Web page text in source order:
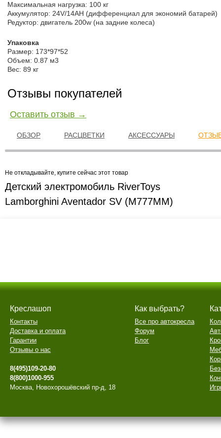
Максимальная нагрузка: 100 кг
Аккумулятор: 24V/14АН (дифференциал для экономий батарей)
Редуктор: двигатель 200w (на задние колеса)
Упаковка
Размер: 173*97*52
Объем: 0.87 м3
Вес: 89 кг
Отзывы покупателей
Оставить отзыв →
ОБЗОР РАСЦВЕТКИ АКСЕССУАРЫ
Не откладывайте, купите сейчас этот товар
Детский электромобиль RiverToys
Lamborghini Aventador SV (M777MM)
Креслашоп
Контакты
Доставка и оплата
Гарантии
Отзывы о нас
8(495)109-20-80
8(800)1000-955
Москва, Новохорошёвский пр-д, 18
Как выбрать?
Все про автокресла
Форум
Блог